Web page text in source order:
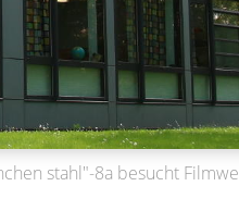
stahl"-8a besucht